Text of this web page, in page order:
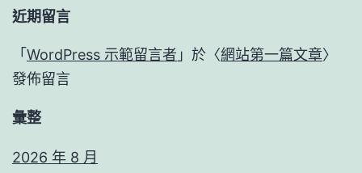
近期留言
「WordPress 示範留言者 」於〈網站第一篇文章〉
發佈留言
彙整
2026 年 8 月